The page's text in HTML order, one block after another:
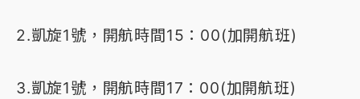
2.凱旋1號，開航時間15：00(加開航班)
3.凱旋1號，開航時間17：00(加開航班)